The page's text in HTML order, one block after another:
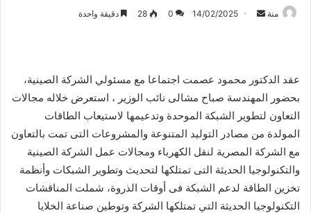
منة
أرسل 14/02/2025
0
28 دقيقة واحدة
عقد الدكتور محمود عصمت اجتماعا مع مسئولي الشركة الصينية،
بحضور المهندسة صباح مشالى نائب الوزير ، استعرض خلاله مجالات
التعاون لتطوير الشبكة الموحدة وتدعيمها لاستيعاب الطاقات
المولدة من مصادر التوليد المتنوعة والمشروعات التى تمت بالتعاون
مع الشركة المصرية لنقل الكهرباء ومجالات عمل الشركة الصينية
والتكنولوجيا الحديثة التى تمتلكها لتحديث وتطوير الشبكات وأنظمة
تخزين الطاقة لدعم الشبكة فى أوقات الذروة، شملت المناقشات
التكنولوجيا الحديثة التي تمتلكها الشركة وتوطين صناعة الخلايا